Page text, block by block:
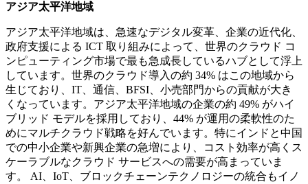
アジア太平洋地域
アジア太平洋地域は、急速なデジタル変革、企業の近代化、
政府支援による ICT 取り組みによって、世界のクラウド コ
ンピューティング市場で最も急成長しているハブとして浮上
しています。世界のクラウド導入の約 34% はこの地域から
生じており、IT、通信、BFSI、小売部門からの貢献が大き
くなっています。アジア太平洋地域の企業の約 49% がハイ
ブリッド モデルを採用しており、44% が運用の柔軟性のた
めにマルチクラウド戦略を好んでいます。特にインドと中国
での中小企業や新興企業の急増により、コスト効率が高くス
ケーラブルなクラウド サービスへの需要が高まっていま
す。 AI、IoT、ブロックチェーンテクノロジーの統合もイノ